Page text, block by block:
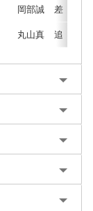
岡部誠 差
丸山真 追